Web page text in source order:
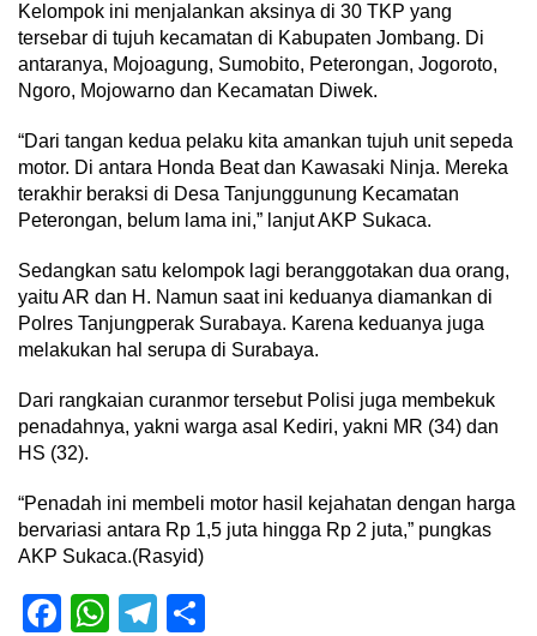
Kelompok ini menjalankan aksinya di 30 TKP yang
tersebar di tujuh kecamatan di Kabupaten Jombang. Di
antaranya, Mojoagung, Sumobito, Peterongan, Jogoroto,
Ngoro, Mojowarno dan Kecamatan Diwek.
“Dari tangan kedua pelaku kita amankan tujuh unit sepeda
motor. Di antara Honda Beat dan Kawasaki Ninja. Mereka
terakhir beraksi di Desa Tanjunggunung Kecamatan
Peterongan, belum lama ini,” lanjut AKP Sukaca.
Sedangkan satu kelompok lagi beranggotakan dua orang,
yaitu AR dan H. Namun saat ini keduanya diamankan di
Polres Tanjungperak Surabaya. Karena keduanya juga
melakukan hal serupa di Surabaya.
Dari rangkaian curanmor tersebut Polisi juga membekuk
penadahnya, yakni warga asal Kediri, yakni MR (34) dan
HS (32).
“Penadah ini membeli motor hasil kejahatan dengan harga
bervariasi antara Rp 1,5 juta hingga Rp 2 juta,” pungkas
AKP Sukaca.(Rasyid)
Facebook
WhatsApp
Telegram